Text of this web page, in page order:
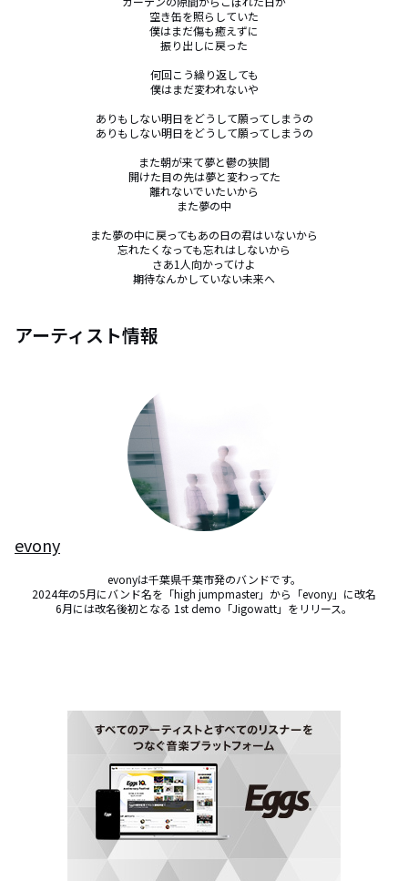
空き缶を照らしていた
僕はまだ傷も癒えずに
振り出しに戻った
何回こう繰り返しても
僕はまだ変われないや
ありもしない明日をどうして願ってしまうの
ありもしない明日をどうして願ってしまうの
また朝が来て夢と鬱の狭間
開けた目の先は夢と変わってた
離れないでいたいから
また夢の中
また夢の中に戻ってもあの日の君はいないから
忘れたくなっても忘れはしないから
さあ1人向かってけよ
期待なんかしていない未来へ
アーティスト情報
evony
evonyは千葉県千葉市発のバンドです。
2024年の5月にバンド名を「high jumpmaster」から「evony」に改名
6月には改名後初となる 1st demo「Jigowatt」をリリース。